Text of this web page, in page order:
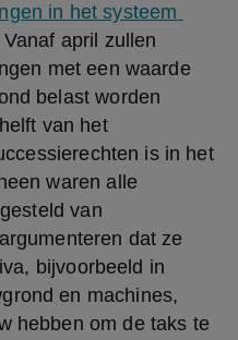
in het systeem
Vanaf april zullen
met een waarde
belast worden
van het
is in het
waren alle
van
dat ze
bijvoorbeeld in
en machines,
hebben om de taks te